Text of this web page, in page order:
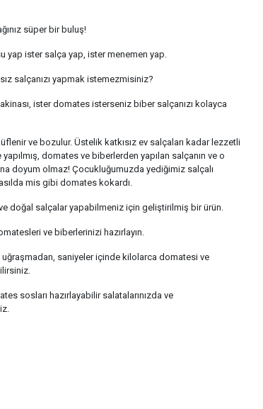
süper bir buluş!
yap ister salça yap, ister menemen yap.
salçanızı yapmak istemezmisiniz?
ister domates isterseniz biber salçanızı kolayca
ve bozulur. Üstelik katkısız ev salçaları kadar lezzetli
yapılmış, domates ve biberlerden yapılan salçanın ve o
doyum olmaz! Çocukluğumuzda yediğimiz salçalı
mis gibi domates kokardı.
doğal salçalar yapabilmeniz için geliştirilmiş bir ürün.
ve biberlerinizi hazırlayın.
saniyeler içinde kilolarca domatesi ve
sosları hazırlayabilir salatalarınızda ve